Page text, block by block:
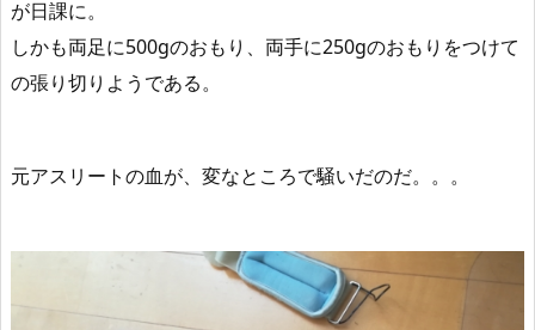
が日課に。
しかも両足に500gのおもり、両手に250gのおもりをつけて
の張り切りようである。
元アスリートの血が、変なところで騒いだのだ。。。